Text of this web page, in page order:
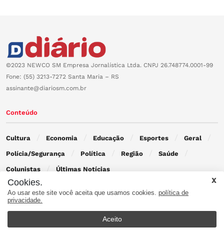
©2023 NEWCO SM Empresa Jornalística Ltda. CNPJ 26.748774.0001-99
Fone: (55) 3213-7272 Santa Maria – RS
assinante@diariosm.com.br
Conteúdo
Cultura Economia Educação Esportes Geral
Polícia/Segurança Política Região Saúde
Colunistas Últimas Notícias
Contato
Cookies.
Ao usar este site você aceita que usamos cookies. política de
privacidade.
Aceito